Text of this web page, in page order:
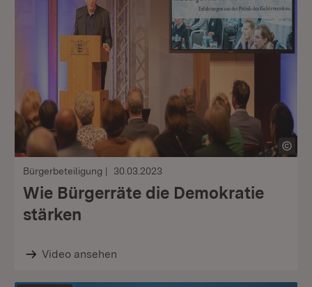
Bürgerbeteiligung 30.03.2023
Wie Bürgerräte die Demokratie
stärken
Video ansehen